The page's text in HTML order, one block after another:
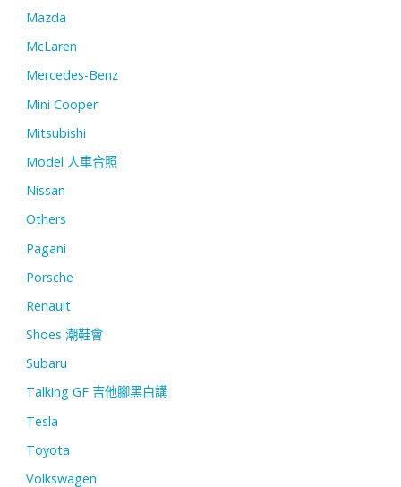
Mazda
McLaren
Mercedes-Benz
Mini Cooper
Mitsubishi
Model 人車合照
Nissan
Others
Pagani
Porsche
Renault
Shoes 潮鞋會
Subaru
Talking GF 吉他腳黑白講
Tesla
Toyota
Volkswagen